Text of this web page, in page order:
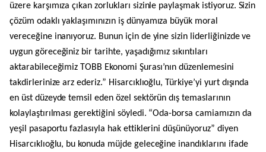
üzere karşımıza çıkan zorlukları sizinle paylaşmak istiyoruz. Sizin
çözüm odaklı yaklaşımınızın iş dünyamıza büyük moral
vereceğine inanıyoruz. Bunun için de yine sizin liderliğinizde ve
uygun göreceğiniz bir tarihte, yaşadığımız sıkıntıları
aktarabileceğimiz TOBB Ekonomi Şurası’nın düzenlemesini
takdirlerinize arz ederiz.” Hisarcıklıoğlu, Türkiye’yi yurt dışında
en üst düzeyde temsil eden özel sektörün dış temaslarının
kolaylaştırılması gerektiğini söyledi. “Oda-borsa camiamızın da
yeşil pasaportu fazlasıyla hak ettiklerini düşünüyoruz” diyen
Hisarcıklıoğlu, bu konuda müjde geleceğine inandıklarını ifade